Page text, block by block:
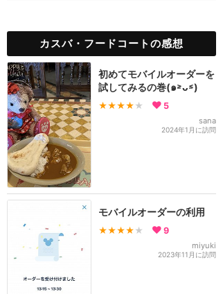
カスバ・フードコートの感想
初めてモバイルオーダーを
試してみるの巻(๑˃̵ᴗ˂̵)
★★★★ ★ 5
sana
2024年1月に訪問
モバイルオーダーの利用
★★★★ ★ 9
miyuki
2023年11月に訪問